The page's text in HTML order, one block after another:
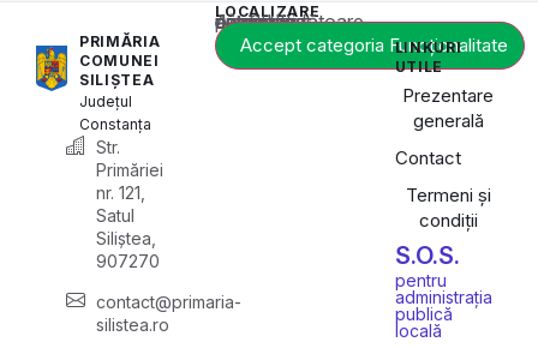
PRIMĂRIA
COMUNEI
SILIȘTEA
Județul
Constanța
Str.
Primăriei
nr. 121,
Satul
Siliștea,
907270
contact@primaria-
silistea.ro
LOCALIZARE
Acest conținut este blocat până când acceptați categoria corespunzătoare de cookie-uri.
Accept categoria Funcționalitate
LINKURI
UTILE
Prezentare
generală
Contact
Termeni și
condiții
S.O.S.
pentru
administrația
publică
locală